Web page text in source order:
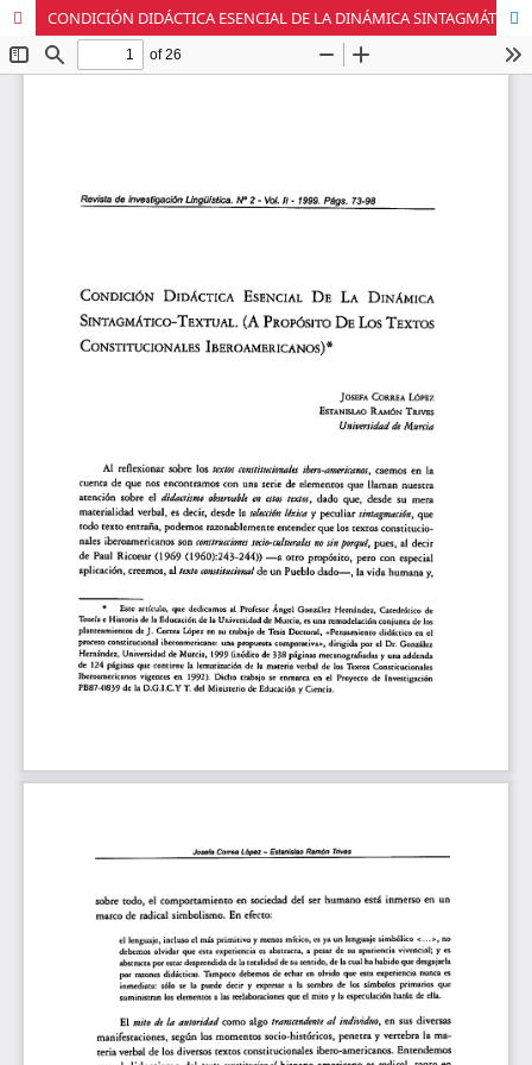
CONDICIÓN DIDÁCTICA ESENCIAL DE LA DINÁMICA SINTAGMÁTICO-TEXTUAL. (A PROPÓSITO DE LOS TEXTOS CONSTITUCIONALES IBEROAMERICANOS)